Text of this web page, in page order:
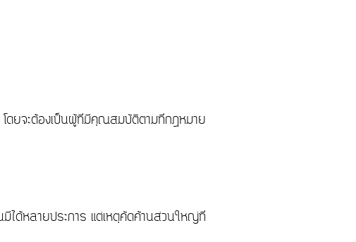
ดยจะต้องเป็นผู้ที่มีคุณสมบัติตามที่กฎหมาย
ได้หลายประการ แต่เหตุคัดค้านส่วนใหญ่ที่